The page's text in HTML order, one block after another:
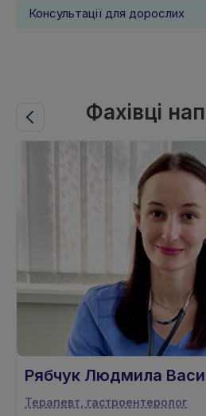
Консультації для дорослих
Фахівці
Рябчук Людмила
Терапевт, гастроентеролог